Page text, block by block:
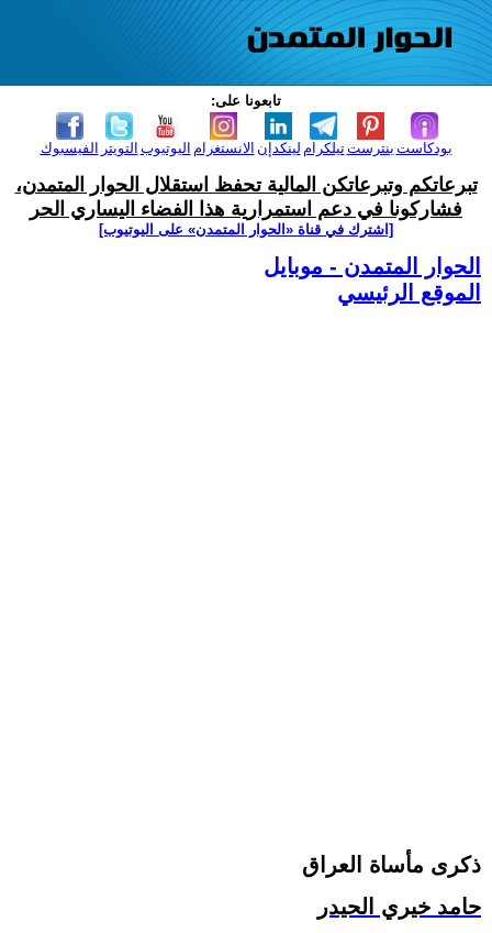
تابعونا على:
الفيسبوك التويتر اليوتيوب الانستغرام لينكدإن تيلكرامبنترست بودكاست
تبرعاتكم وتبرعاتكن المالية تحفظ استقلال الحوار المتمدن،
فشاركونا في دعم استمرارية هذا الفضاء اليساري الحر
[اشترك في قناة ‫«الحوار المتمدن» على اليوتيوب]
الحوار المتمدن - موبايل
الموقع الرئيسي
ذكرى مأساة العراق
حامد خيري الحيدر